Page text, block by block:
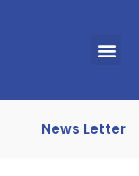
News Letter